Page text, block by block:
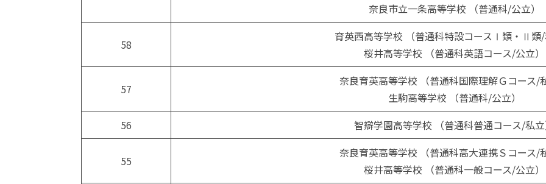
奈良市立一条高等学校 （普通科/公立）
58
育英西高等学校 （普通科特設コースⅠ類・Ⅱ類
桜井高等学校 （普通科英語コース/公立）
57
奈良育英高等学校 （普通科国際理解Ｇコース/
生駒高等学校 （普通科/公立）
56
智辯学園高等学校 （普通科普通コース/私
55
奈良育英高等学校 （普通科高大連携Ｓコース/
桜井高等学校 （普通科一般コース/公立）